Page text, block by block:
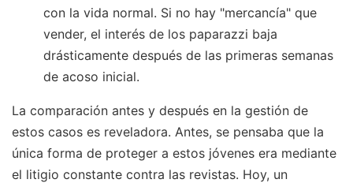
con la vida normal. Si no hay "mercancía" que
vender, el interés de los paparazzi baja
drásticamente después de las primeras semanas
de acoso inicial.
La comparación antes y después en la gestión de
estos casos es reveladora. Antes, se pensaba que la
única forma de proteger a estos jóvenes era mediante
el litigio constante contra las revistas. Hoy, un